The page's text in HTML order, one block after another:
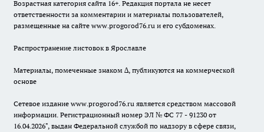
Возрастная категория сайта 16+. Редакция портала не несет
ответственности за комментарии и материалы пользователей,
размещенные на сайте www.progorod76.ru и его субдоменах.
Распространение листовок в Ярославле
Материалы, помеченные знаком ∆, публикуются на коммерческой
основе
Сетевое издание www.progorod76.ru является средством массовой
информации. Регистрационный номер ЭЛ № ФС 77 - 91230 от
16.04.2026", выдан Федеральной службой по надзору в сфере связи,